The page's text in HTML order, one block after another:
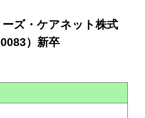
ズ・ケアネット株式
）新卒